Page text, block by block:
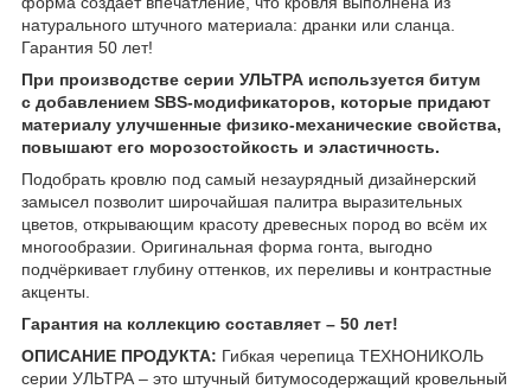
натурального штучного материала: дранки или сланца.
Гарантия 50 лет!
При производстве серии УЛЬТРА используется битум
с добавлением SBS-модификаторов, которые придают
материалу улучшенные физико-механические свойства,
повышают его морозостойкость и эластичность.
Подобрать кровлю под самый незаурядный дизайнерский
замысел позволит широчайшая палитра выразительных
цветов, открывающим красоту древесных пород во всём их
многообразии. Оригинальная форма гонта, выгодно
подчёркивает глубину оттенков, их переливы и контрастные
акценты.
Гарантия на коллекцию составляет – 50 лет!
ОПИСАНИЕ ПРОДУКТА: Гибкая черепица ТЕХНОНИКОЛЬ
серии УЛЬТРА – это штучный битумосодержащий кровельный